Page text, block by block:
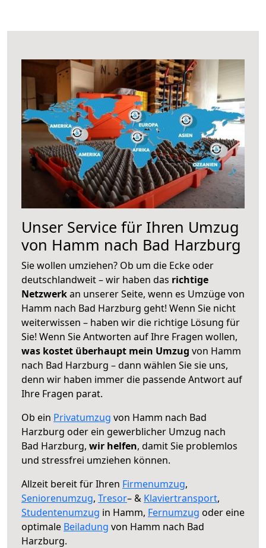
Unser Service für Ihren Umzug
von Hamm nach Bad Harzburg
Sie wollen umziehen? Ob um die Ecke oder
deutschlandweit – wir haben das richtige
Netzwerkan unserer Seite, wenn es Umzüge von
Hamm nach Bad Harzburg geht! Wenn Sie nicht
weiterwissen – haben wir die richtige Lösung für
Sie! Wenn Sie Antworten auf Ihre Fragen wollen,
was kostet überhaupt mein Umzug von Hamm
nach Bad Harzburg – dann wählen Sie sie uns,
denn wir haben immer die passende Antwort auf
Ihre Fragen parat.
Ob ein Privatumzug von Hamm nach Bad
Harzburg oder ein gewerblicher Umzug nach
Bad Harzburg, wir helfen, damit Sie problemlos
und stressfrei umziehen können.
Allzeit bereit für Ihren Firmenumzug,
Seniorenumzug, Tresor– & Klaviertransport,
Studentenumzug in Hamm, Fernumzug oder eine
optimale Beiladung von Hamm nach Bad
Harzburg.